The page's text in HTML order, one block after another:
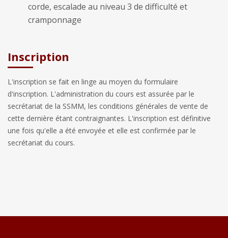
corde, escalade au niveau 3 de difficulté et
cramponnage
Inscription
L'inscription se fait en linge au moyen du formulaire
d'inscription. L'administration du cours est assurée par le
secrétariat de la SSMM, les conditions générales de vente de
cette dernière étant contraignantes. L'inscription est définitive
une fois qu'elle a été envoyée et elle est confirmée par le
secrétariat du cours.